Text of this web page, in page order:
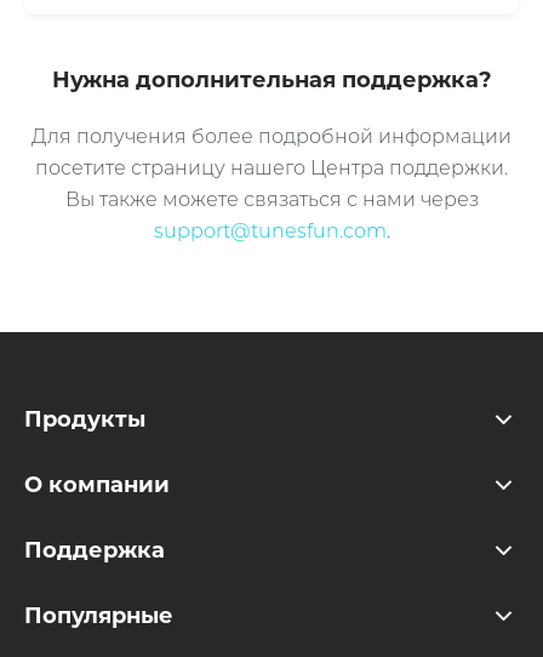
Нужна дополнительная поддержка?
Для получения более подробной информации
посетите страницу нашего Центра поддержки.
Вы также можете связаться с нами через
support@tunesfun.com.
Продукты
O компании
Поддержка
Популярные